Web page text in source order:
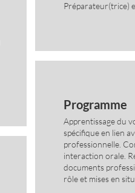
Préparateur(trice)
Programme
Apprentissage du
spécifique en lien
professionnelle.
interaction orale.
documents
rôle et mises en